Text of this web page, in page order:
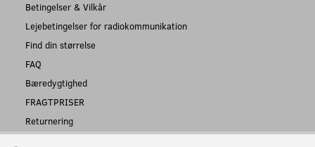
Betingelser & Vilkår
Lejebetingelser for radiokommunikation
Find din størrelse
FAQ
Bæredygtighed
FRAGTPRISER
Returnering